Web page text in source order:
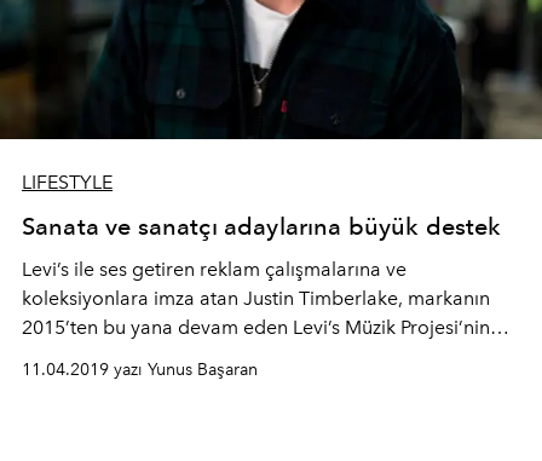
LIFESTYLE
Sanata ve sanatçı adaylarına büyük destek
Levi’s ile ses getiren reklam çalışmalarına ve
koleksiyonlara imza atan Justin Timberlake, markanın
2015’ten bu yana devam eden Levi’s Müzik Projesi’nin
11.04.2019 yazı Yunus Başaran